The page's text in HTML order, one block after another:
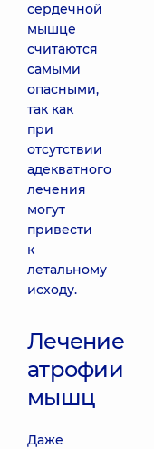
сердечной
мышце
считаются
самыми
опасными,
так как
при
отсутствии
адекватного
лечения
могут
привести
к
летальному
исходу.
Лечение
атрофии
мышц
Даже